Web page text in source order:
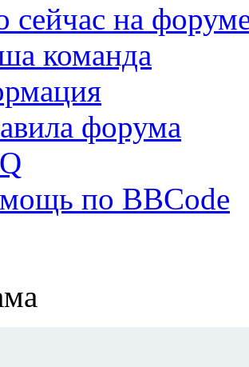
сейчас на
команда
форума
по BBCode